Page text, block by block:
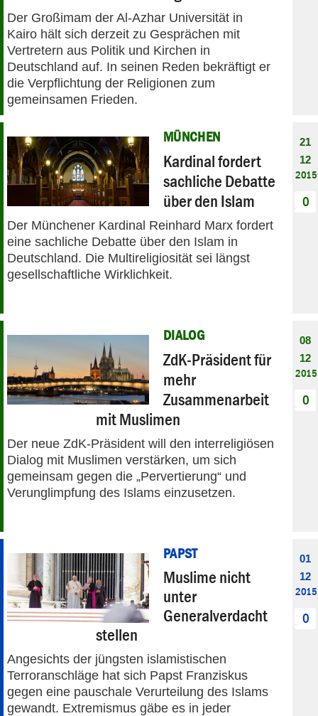
Der Großimam der Al-Azhar Universität in
Kairo hält sich derzeit zu Gesprächen mit
Vertretern aus Politik und Kirchen in
Deutschland auf. In seinen Reden bekräftigt er
die Verpflichtung der Religionen zum
gemeinsamen Frieden.
MÜNCHEN
Kardinal fordert
sachliche Debatte
über den Islam
Der Münchener Kardinal Reinhard Marx fordert
eine sachliche Debatte über den Islam in
Deutschland. Die Multireligiosität sei längst
gesellschaftliche Wirklichkeit.
21
12
2015
0
DIALOG
ZdK-Präsident für
mehr
Zusammenarbeit
mit Muslimen
Der neue ZdK-Präsident will den interreligiösen
Dialog mit Muslimen verstärken, um sich
gemeinsam gegen die „Pervertierung“ und
Verunglimpfung des Islams einzusetzen.
08
12
2015
0
PAPST
Muslime nicht
unter
Generalverdacht
stellen
Angesichts der jüngsten islamistischen
Terroranschläge hat sich Papst Franziskus
gegen eine pauschale Verurteilung des Islams
gewandt. Extremismus gäbe es in jeder
01
12
2015
0